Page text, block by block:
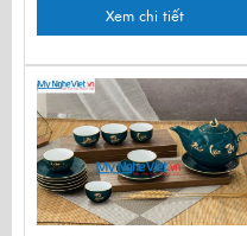
Xem chi tiết